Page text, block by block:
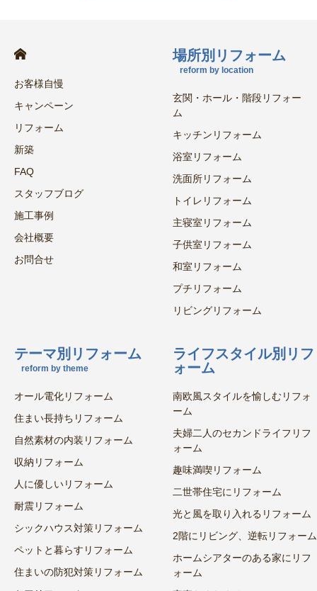
お客様自慢
キャンペーン
リフォーム
新築
FAQ
スタッフブログ
施工事例
会社概要
お問合せ
場所別リフォーム
reform by location
玄関・ホール・階段リフォー
ム
キッチンリフォーム
浴室リフォーム
洗面所リフォーム
トイレリフォーム
主寝室リフォーム
子供室リフォーム
和室リフォーム
プチリフォーム
リビングリフォーム
テーマ別リフォーム
reform by theme
オール電化リフォーム
住まい長持ちリフォーム
自然素材の内装リフォーム
収納リフォーム
人に優しいリフォーム
耐震リフォーム
シックハウス対策リフォーム
ペットと暮らすリフォーム
住まいの防犯対策リフォーム
ライフスタイル別リフ
ォーム
南欧風スタイルを愉しむリフォ
ーム
夫婦二人のセカンドライフリフ
ォーム
趣味満喫リフォーム
二世帯住宅にリフォーム
光と風を取り入れるリフォーム
2階にリビング、逆転リフォーム
ホームシアターのある家にリフ
ォーム